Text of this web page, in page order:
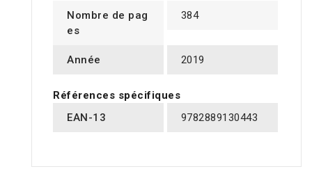
Nombre de pag
es
384
Année 2019
Références spécifiques
EAN-13
9782889130443